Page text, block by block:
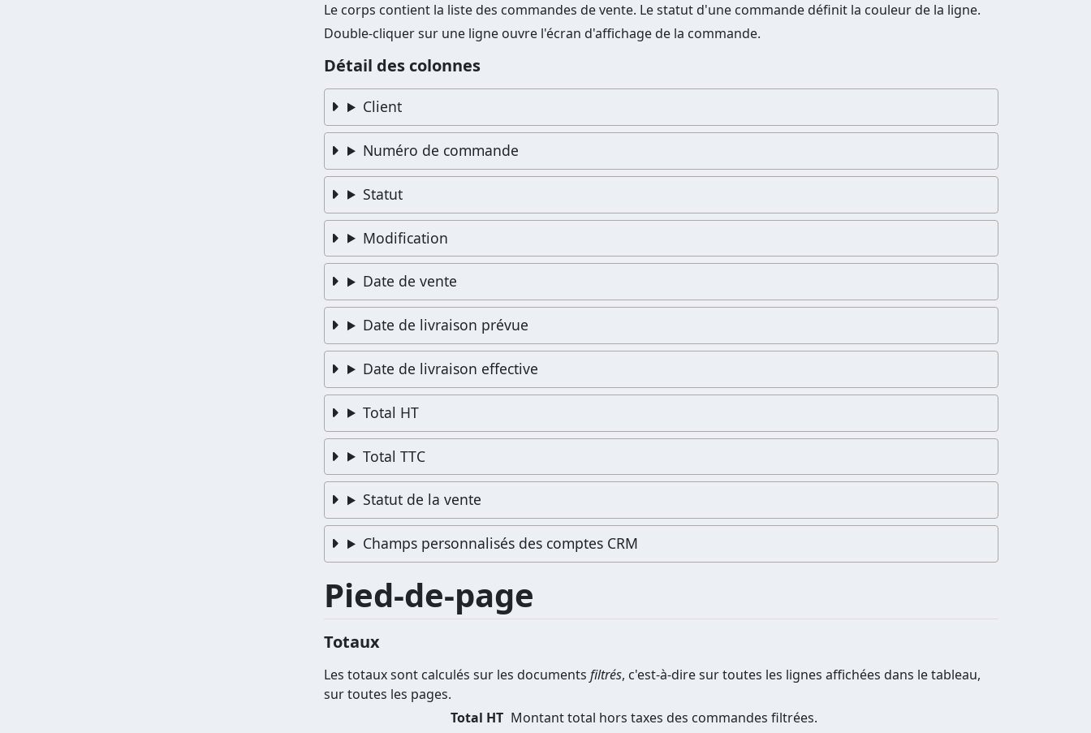
Le corps contient la liste des commandes de vente. Le statut d'une commande définit la couleur de la ligne.
Double-cliquer sur une ligne ouvre l'écran d'affichage de la commande.
Détail des colonnes
Client
Numéro de commande
Statut
Modification
Date de vente
Date de livraison prévue
Date de livraison effective
Total HT
Total TTC
Statut de la vente
Champs personnalisés des comptes CRM
Pied-de-page
Totaux
Les totaux sont calculés sur les documents filtrés, c'est-à-dire sur toutes les lignes affichées dans le tableau,
sur toutes les pages.
Total HT Montant total hors taxes des commandes filtrées.